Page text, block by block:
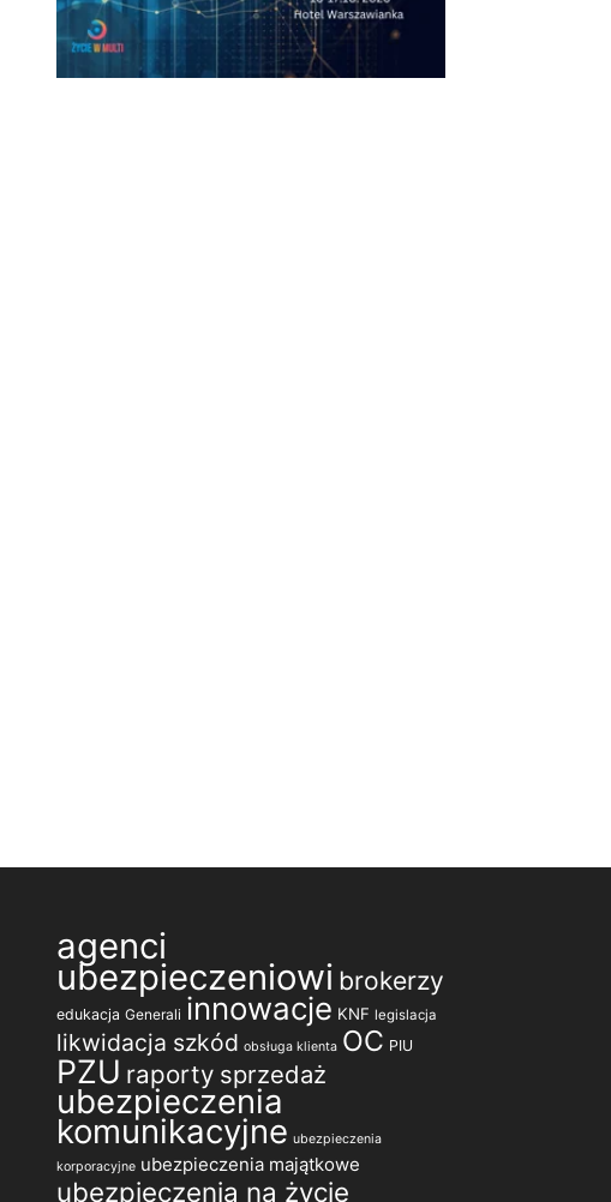
agenci
ubezpieczeniowi brokerzy
edukacja Generali innowacje KNF legislacja
likwidacja szkód obsługa klienta OC PIU
PZU raporty sprzedaż
ubezpieczenia
komunikacyjne ubezpieczenia
korporacyjne ubezpieczenia majątkowe
ubezpieczenia na życie